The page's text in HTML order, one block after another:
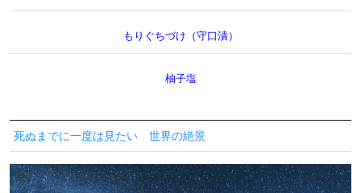
もりぐちづけ（守口漬）
柚子塩
死ぬまでに一度は見たい 世界の絶景